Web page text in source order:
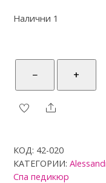
т
Налични 1
−
alessandro
педикюр
125мл
+
Share
КОД: 42-020
КАТЕГОРИИ:
Спа педикюр